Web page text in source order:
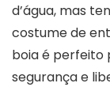
d’água, mas
costume de
boia é perfeito
segurança e